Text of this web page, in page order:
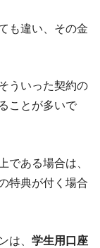
も違い、その金
ういった契約の
ことが多いで
である場合は、
特典が付く場合
は、 学生用口座